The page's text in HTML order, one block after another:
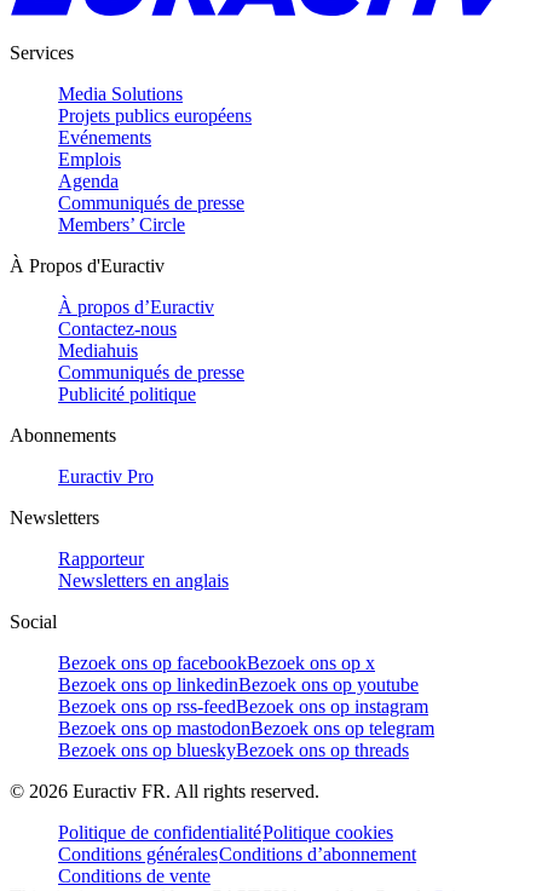
Services
Media Solutions
Projets publics européens
Evénements
Emplois
Agenda
Communiqués de presse
Members’ Circle
À Propos d'Euractiv
À propos d’Euractiv
Contactez-nous
Mediahuis
Communiqués de presse
Publicité politique
Abonnements
Euractiv Pro
Newsletters
Rapporteur
Newsletters en anglais
Social
Bezoek ons op facebookBezoek ons op x
Bezoek ons op linkedinBezoek ons op youtube
Bezoek ons op rss-feedBezoek ons op instagram
Bezoek ons op mastodonBezoek ons op telegram
Bezoek ons op blueskyBezoek ons op threads
© 2026 Euractiv FR. All rights reserved.
Politique de confidentialitéPolitique cookies
Conditions généralesConditions d’abonnement
Conditions de vente